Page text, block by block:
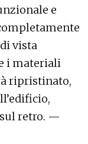
e
vista
i materiali
ripristinato,
retro. —